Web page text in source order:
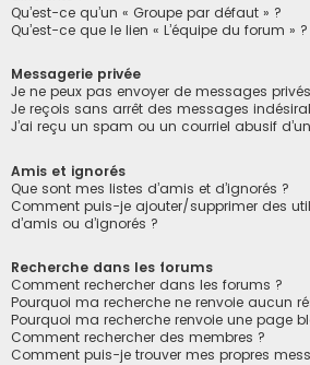
Qu’est-ce qu’un « Groupe par défaut » ?
Qu’est-ce que le lien « L’équipe du forum » ?
Messagerie privée
Je ne peux pas envoyer de messages
Je reçois sans arrêt des messages
J’ai reçu un spam ou un courriel abusif
Amis et ignorés
Que sont mes listes d’amis et d’ignorés ?
Comment puis-je ajouter/supprimer des
d’amis ou d’ignorés ?
Recherche dans les forums
Comment rechercher dans les forums ?
Pourquoi ma recherche ne renvoie aucun
Pourquoi ma recherche renvoie une page
Comment rechercher des membres ?
Comment puis-je trouver mes propres